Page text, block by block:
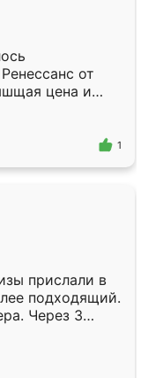
от
цена и
Приехавший
самый
1
прислали в
подходящий.
Через 3
Остались
Ренессанс